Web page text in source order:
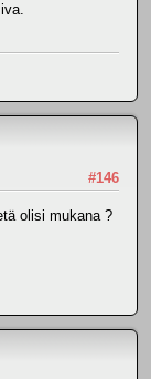
#146
mukana ?